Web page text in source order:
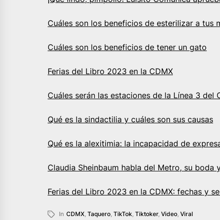
Cuáles son los beneficios de esterilizar a tus
Cuáles son los beneficios de tener un gato
Ferias del Libro 2023 en la CDMX
Cuáles serán las estaciones de la Línea 3 del
Qué es la sindactilia y cuáles son sus causas
Qué es la alexitimia: la incapacidad de
Claudia Sheinbaum habla del Metro, su
Ferias del Libro 2023 en la CDMX: fechas y
In CDMX Taquero TikTok Tiktoker, Video Viral